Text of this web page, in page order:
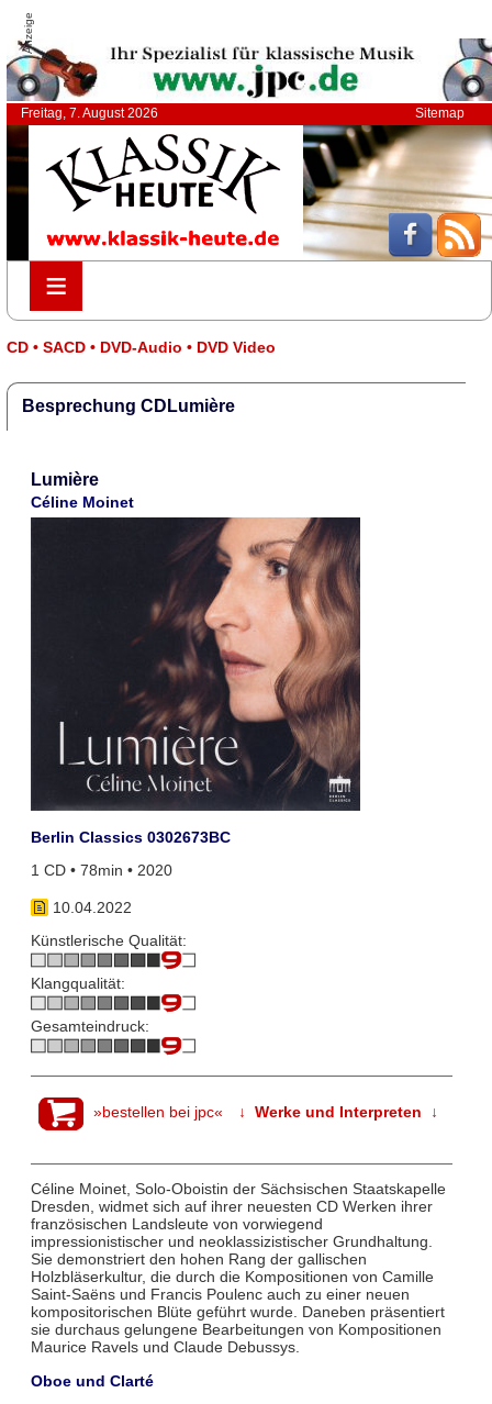
Anzeige
Freitag, 7. August 2026 Sitemap
≡
≡
CD • SACD • DVD-Audio • DVD Video
Besprechung CDLumière
Lumière
Céline Moinet
Berlin Classics 0302673BC
1 CD • 78min • 2020
10.04.2022
Künstlerische Qualität:
Klangqualität:
Gesamteindruck:
»bestellen bei jpc« ↓ Werke und Interpreten ↓
Céline Moinet, Solo-Oboistin der Sächsischen Staatskapelle
Dresden, widmet sich auf ihrer neuesten CD Werken ihrer
französischen Landsleute von vorwiegend
impressionistischer und neoklassizistischer Grundhaltung.
Sie demonstriert den hohen Rang der gallischen
Holzbläserkultur, die durch die Kompositionen von Camille
Saint-Saëns und Francis Poulenc auch zu einer neuen
kompositorischen Blüte geführt wurde. Daneben präsentiert
sie durchaus gelungene Bearbeitungen von Kompositionen
Maurice Ravels und Claude Debussys.
Oboe und Clarté